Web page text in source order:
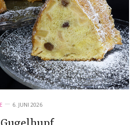
6. JUNI 2026